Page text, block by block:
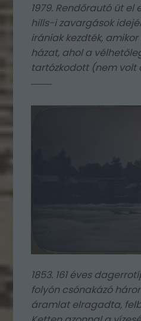
1979. Rendőrautó üt
hills-i zavargások
irániak kezdték,
házat, ahol a
tartózkodott (nem volt
1853. 161 éves
folyón csónakázó
áramlat elragadta,